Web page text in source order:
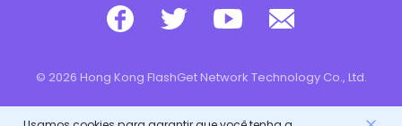
© 2026 Hong Kong FlashGet Network Technology Co., Ltd.